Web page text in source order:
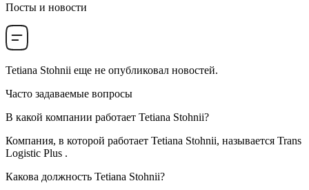
Посты и новости
Tetiana Stohnii еще не опубликовал новостей.
Часто задаваемые вопросы
В какой компании работает Tetiana Stohnii?
Компания, в которой работает Tetiana Stohnii, называется Trans
Logistic Plus .
Какова должность Tetiana Stohnii?